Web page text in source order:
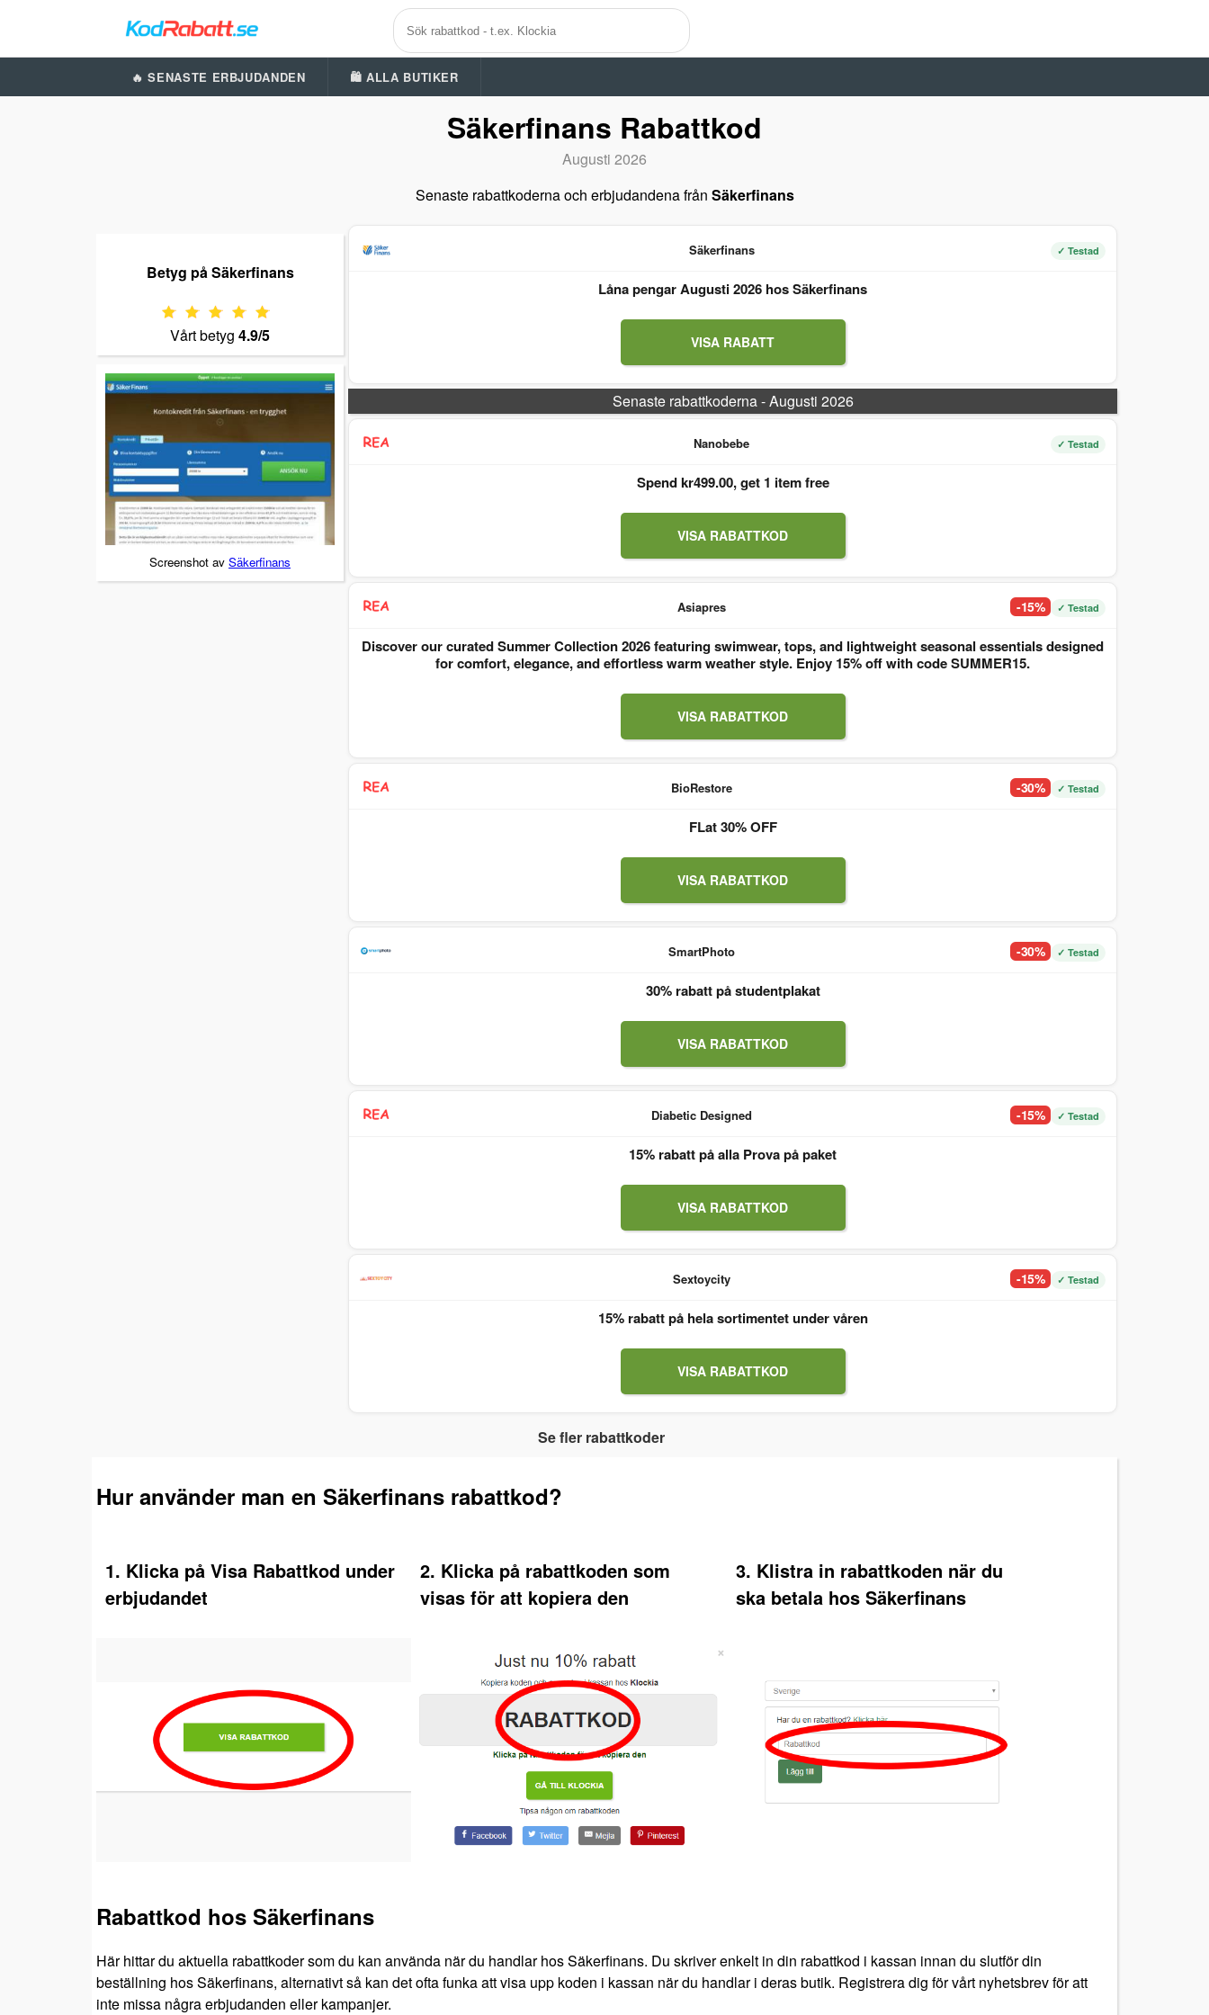
🔥 SENASTE ERBJUDANDEN 🛍️ ALLA BUTIKER
Säkerfinans Rabattkod
Augusti 2026
Senaste rabattkoderna och erbjudandena från Säkerfinans
Betyg på Säkerfinans
Vårt betyg 4.9/5
Screenshot av Säkerfinans
Säkerfinans ✓ Testad
Låna pengar Augusti 2026 hos Säkerfinans
VISA RABATT
Senaste rabattkoderna - Augusti 2026
Nanobebe ✓ Testad
Spend kr499.00, get 1 item free
VISA RABATTKOD
Asiapres -15% ✓ Testad
Discover our curated Summer Collection 2026 featuring swimwear, tops, and lightweight seasonal essentials designed
for comfort, elegance, and effortless warm weather style. Enjoy 15% off with code SUMMER15.
VISA RABATTKOD
BioRestore -30% ✓ Testad
FLat 30% OFF
VISA RABATTKOD
SmartPhoto -30% ✓ Testad
30% rabatt på studentplakat
VISA RABATTKOD
Diabetic Designed -15% ✓ Testad
15% rabatt på alla Prova på paket
VISA RABATTKOD
Sextoycity -15% ✓ Testad
15% rabatt på hela sortimentet under våren
VISA RABATTKOD
Se fler rabattkoder
Hur använder man en Säkerfinans rabattkod?
1. Klicka på Visa Rabattkod under
erbjudandet
2. Klicka på rabattkoden som
visas för att kopiera den
3. Klistra in rabattkoden när du
ska betala hos Säkerfinans
Rabattkod hos Säkerfinans
Här hittar du aktuella rabattkoder som du kan använda när du handlar hos Säkerfinans. Du skriver enkelt in din rabattkod i kassan innan du slutför din
beställning hos Säkerfinans, alternativt så kan det ofta funka att visa upp koden i kassan när du handlar i deras butik. Registrera dig för vårt nyhetsbrev för att
inte missa några erbjudanden eller kampanjer.